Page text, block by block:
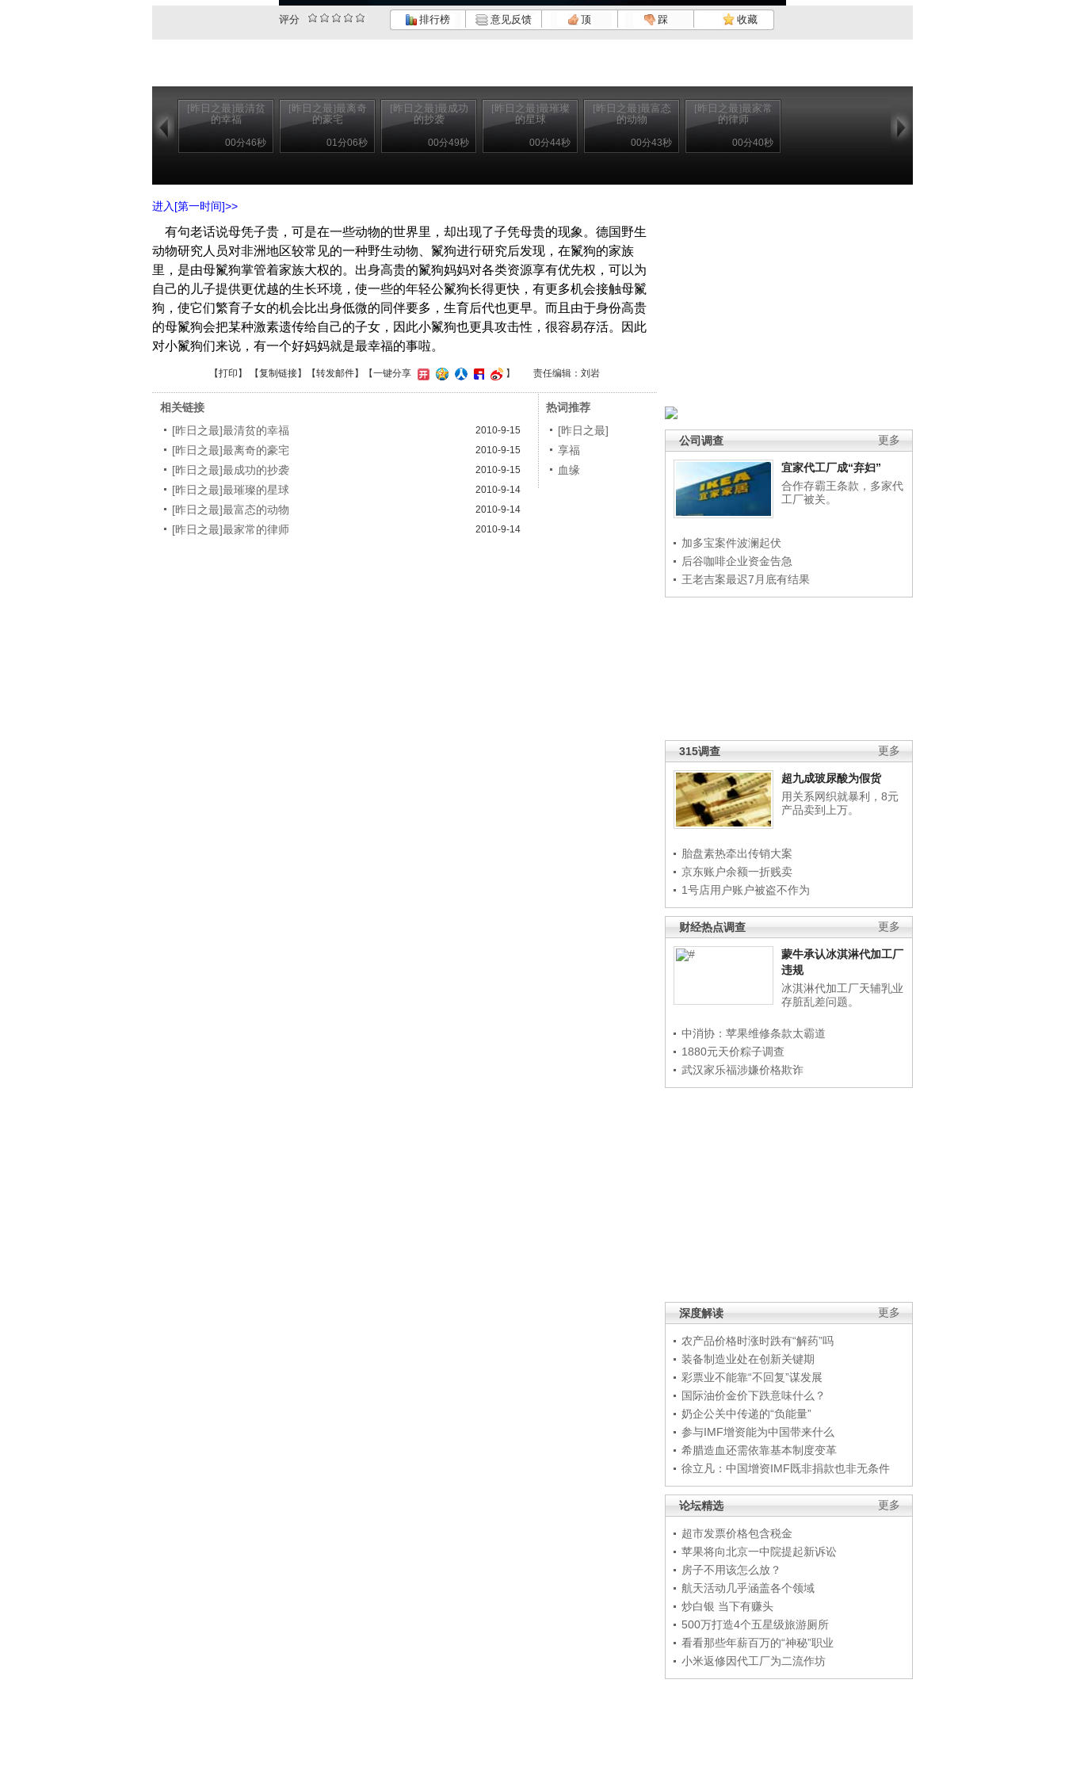
评分 排行榜 意见反馈 顶 踩 收藏
[昨日之最]最清贫
的幸福
00分46秒
[昨日之最]最离奇
的豪宅
01分06秒
[昨日之最]最成功
的抄袭
00分49秒
[昨日之最]最璀璨
的星球
00分44秒
[昨日之最]最富态
的动物
00分43秒
[昨日之最]最家常
的律师
00分40秒
更多
公司调查
宜家代工厂成“弃妇”
合作存霸王条款，多家代
工厂被关。
加多宝案件波澜起伏
后谷咖啡企业资金告急
王老吉案最迟7月底有结果
更多
315调查
超九成玻尿酸为假货
用关系网织就暴利，8元
产品卖到上万。
胎盘素热牵出传销大案
京东账户余额一折贱卖
1号店用户账户被盗不作为
更多
财经热点调查
蒙牛承认冰淇淋代加工厂
违规
冰淇淋代加工厂天辅乳业
存脏乱差问题。
中消协：苹果维修条款太霸道
1880元天价粽子调查
武汉家乐福涉嫌价格欺诈
更多
深度解读
农产品价格时涨时跌有“解药”吗
装备制造业处在创新关键期
彩票业不能靠“不回复”谋发展
国际油价金价下跌意味什么？
奶企公关中传递的“负能量”
参与IMF增资能为中国带来什么
希腊造血还需依靠基本制度变革
徐立凡：中国增资IMF既非捐款也非无条件
更多
论坛精选
超市发票价格包含税金
苹果将向北京一中院提起新诉讼
房子不用该怎么放？
航天活动几乎涵盖各个领域
炒白银 当下有赚头
500万打造4个五星级旅游厕所
看看那些年薪百万的“神秘”职业
小米返修因代工厂为二流作坊
进入[第一时间]>>
有句老话说母凭子贵，可是在一些动物的世界里，却出现了子凭母贵的现象。德国野生
动物研究人员对非洲地区较常见的一种野生动物、鬣狗进行研究后发现，在鬣狗的家族
里，是由母鬣狗掌管着家族大权的。出身高贵的鬣狗妈妈对各类资源享有优先权，可以为
自己的儿子提供更优越的生长环境，使一些的年轻公鬣狗长得更快，有更多机会接触母鬣
狗，使它们繁育子女的机会比出身低微的同伴要多，生育后代也更早。而且由于身份高贵
的母鬣狗会把某种激素遗传给自己的子女，因此小鬣狗也更具攻击性，很容易存活。因此
对小鬣狗们来说，有一个好妈妈就是最幸福的事啦。
【打印 】 【复制链接】【转发邮件】 【一键分享 】 责任编辑：刘岩
相关链接
[昨日之最]最清贫的幸福
2010-9-15
[昨日之最]最离奇的豪宅 2010-9-15
[昨日之最]最成功的抄袭 2010-9-15
[昨日之最]最璀璨的星球 2010-9-14
[昨日之最]最富态的动物 2010-9-14
[昨日之最]最家常的律师 2010-9-14
热词推荐
[昨日之最]
享福
血缘